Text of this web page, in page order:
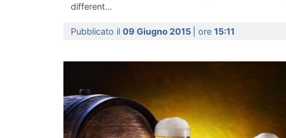
different...
Pubblicato il 09 Giugno 2015 | ore 15:11